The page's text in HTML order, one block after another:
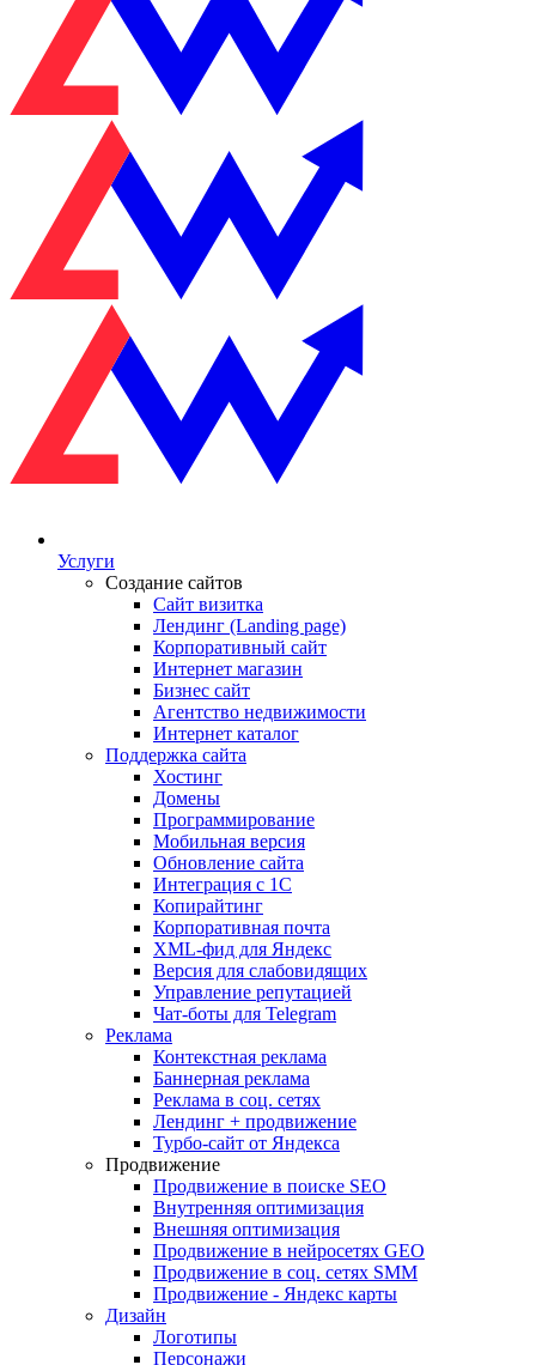
Услуги
Создание сайтов
Сайт визитка
Лендинг (Landing page)
Корпоративный сайт
Интернет магазин
Бизнес сайт
Агентство недвижимости
Интернет каталог
Поддержка сайта
Хостинг
Домены
Программирование
Мобильная версия
Обновление сайта
Интеграция с 1С
Копирайтинг
Корпоративная почта
XML-фид для Яндекс
Версия для слабовидящих
Управление репутацией
Чат-боты для Telegram
Реклама
Контекстная реклама
Баннерная реклама
Реклама в соц. сетях
Лендинг + продвижение
Турбо-сайт от Яндекса
Продвижение
Продвижение в поиске SEO
Внутренняя оптимизация
Внешняя оптимизация
Продвижение в нейросетях GEO
Продвижение в соц. сетях SMM
Продвижение - Яндекс карты
Дизайн
Логотипы
Персонажи